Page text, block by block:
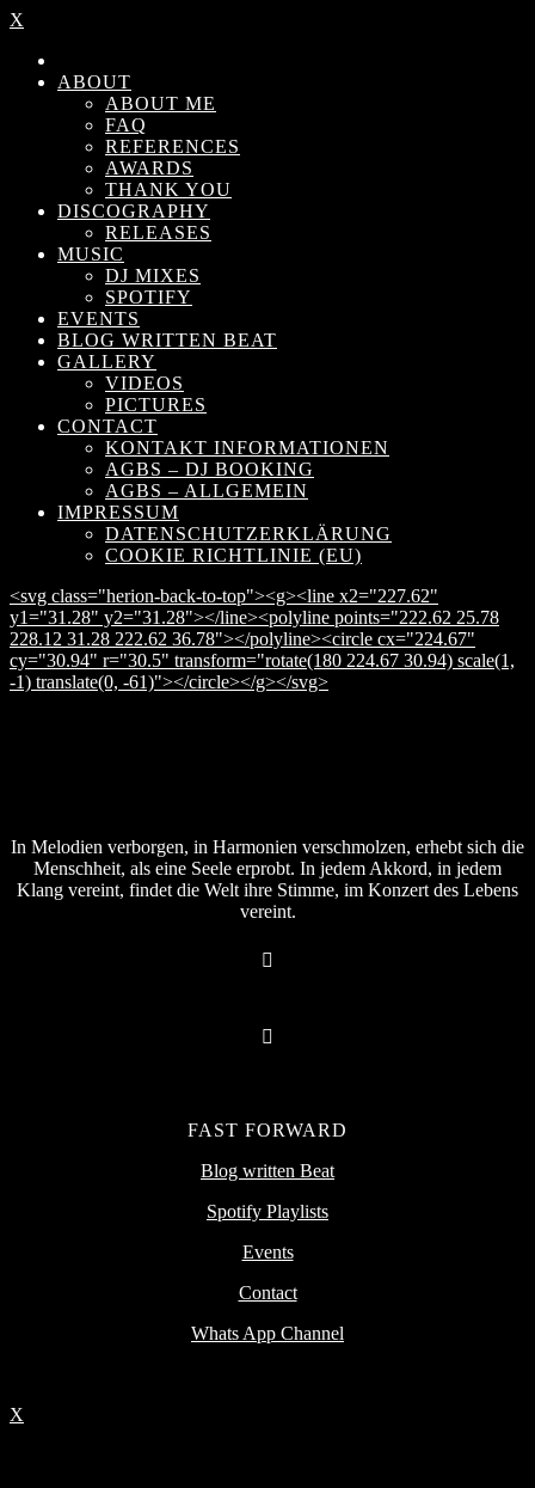
X
ABOUT
ABOUT ME
FAQ
REFERENCES
AWARDS
THANK YOU
DISCOGRAPHY
RELEASES
MUSIC
DJ MIXES
SPOTIFY
EVENTS
BLOG WRITTEN BEAT
GALLERY
VIDEOS
PICTURES
CONTACT
KONTAKT INFORMATIONEN
AGBS – DJ BOOKING
AGBS – ALLGEMEIN
IMPRESSUM
DATENSCHUTZERKLÄRUNG
COOKIE RICHTLINIE (EU)
<svg class="herion-back-to-top"><g><line x2="227.62"
y1="31.28" y2="31.28"></line><polyline points="222.62 25.78
228.12 31.28 222.62 36.78"></polyline><circle cx="224.67"
cy="30.94" r="30.5" transform="rotate(180 224.67 30.94) scale(1,
-1) translate(0, -61)"></circle></g></svg>
In Melodien verborgen, in Harmonien verschmolzen, erhebt sich die
Menschheit, als eine Seele erprobt. In jedem Akkord, in jedem
Klang vereint, findet die Welt ihre Stimme, im Konzert des Lebens
vereint.
FAST FORWARD
Blog written Beat
Spotify Playlists
Events
Contact
Whats App Channel
X